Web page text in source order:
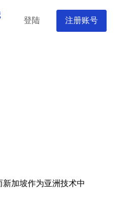
登陆 注册账号
加坡作为亚洲技术中